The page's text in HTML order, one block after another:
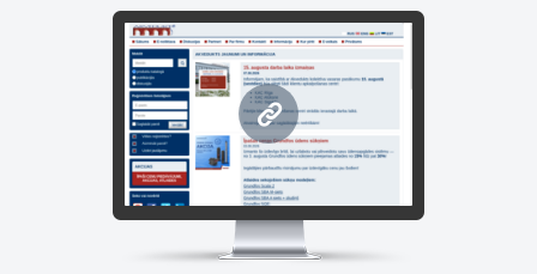
www.akvedukts.lv